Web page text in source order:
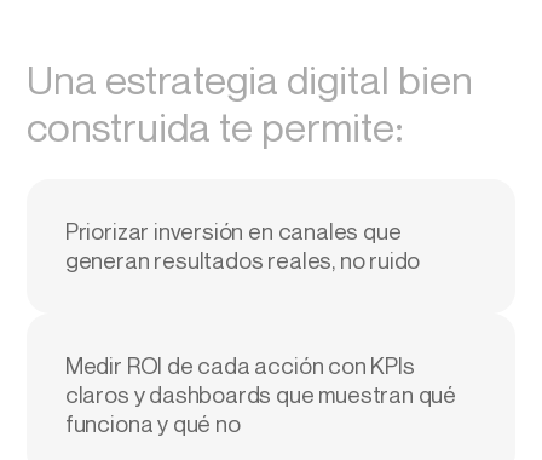
Una estrategia digital bien
construida te permite:
Priorizar inversión en canales que
generan resultados reales, no ruido
Medir ROI de cada acción con KPIs
claros y dashboards que muestran qué
funciona y qué no